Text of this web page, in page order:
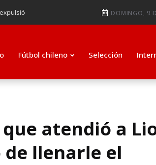
para
DOMINGO, 9
Fútbol chileno Selección
atendió a
de llenarle el